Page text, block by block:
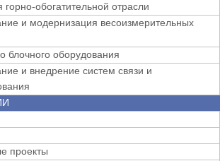
обогатительной отрасли
и модернизация весоизмерительных
блочного оборудования
и внедрение систем связи и
проекты